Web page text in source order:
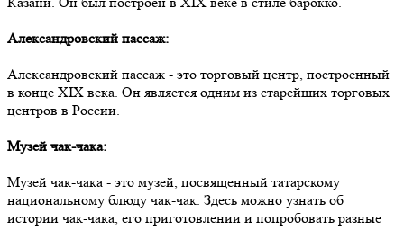
Александровский пассаж:
Александровский пассаж - это торговый центр, построенный
в конце XIX века. Он является одним из старейших торговых
центров в России.
Музей чак-чака:
Музей чак-чака - это музей, посвященный татарскому
национальному блюду чак-чак. Здесь можно узнать об
истории чак-чака, его приготовлении и попробовать разные